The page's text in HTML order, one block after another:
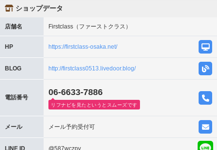
ショップデータ
店舗名 Firstclass（ファーストクラス）
HP https://firstclass-osaka.net/
BLOG http://firstclass0513.livedoor.blog/
電話番号
06-6633-7886
リフナビを見たというとスムーズです
メール メール予約受付可
LINE ID @587wczpy